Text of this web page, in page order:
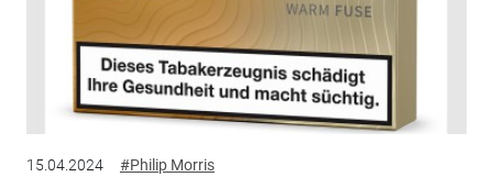
15.04.2024 #Philip Morris